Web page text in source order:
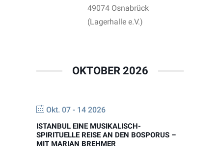
49074 Osnabrück
(Lagerhalle e.V.)
OKTOBER 2026
Okt. 07 - 14 2026
ISTANBUL EINE MUSIKALISCH-
SPIRITUELLE REISE AN DEN BOSPORUS –
MIT MARIAN BREHMER